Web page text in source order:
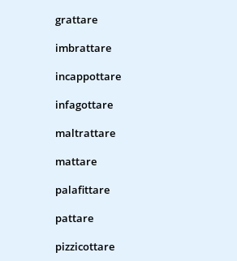
grattare
imbrattare
incappottare
infagottare
maltrattare
mattare
palafittare
pattare
pizzicottare